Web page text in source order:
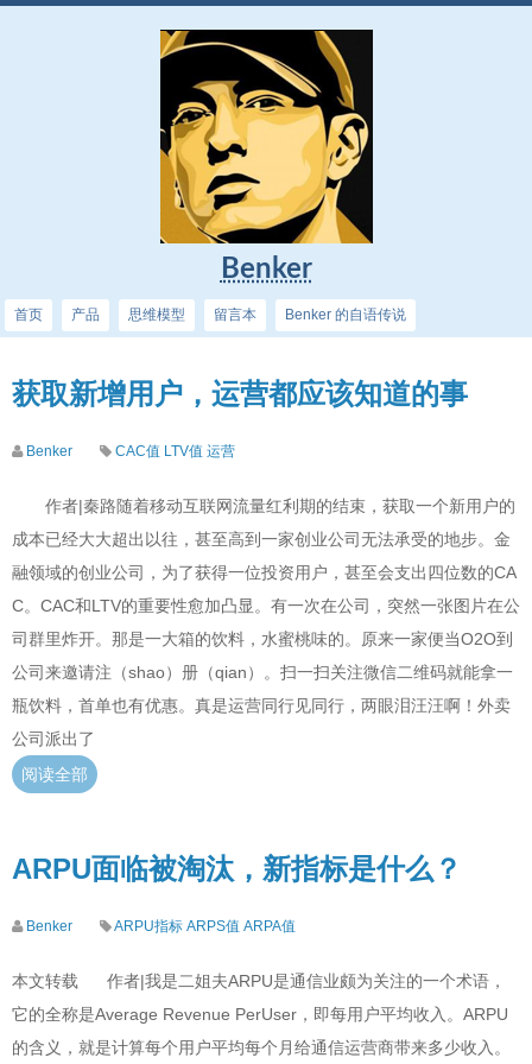
Benker
首页 产品 思维模型 留言本 Benker 的自语传说
获取新增用户，运营都应该知道的事
Benker CAC值 LTV值 运营
作者|秦路随着移动互联网流量红利期的结束，获取一个新用户的
成本已经大大超出以往，甚至高到一家创业公司无法承受的地步。金
融领域的创业公司，为了获得一位投资用户，甚至会支出四位数的CA
C。CAC和LTV的重要性愈加凸显。有一次在公司，突然一张图片在公
司群里炸开。那是一大箱的饮料，水蜜桃味的。原来一家便当O2O到
公司来邀请注（shao）册（qian）。扫一扫关注微信二维码就能拿一
瓶饮料，首单也有优惠。真是运营同行见同行，两眼泪汪汪啊！外卖
公司派出了
阅读全部
ARPU面临被淘汰，新指标是什么？
Benker ARPU指标 ARPS值 ARPA值
本文转载 作者|我是二姐夫ARPU是通信业颇为关注的一个术语，
它的全称是Average Revenue PerUser，即每用户平均收入。ARPU
的含义，就是计算每个用户平均每个月给通信运营商带来多少收入。